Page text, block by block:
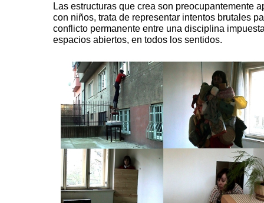
Las estructuras que crea son preocupantemente
con niños, trata de representar intentos brutales
conflicto permanente entre una disciplina
espacios abiertos, en todos los sentidos.